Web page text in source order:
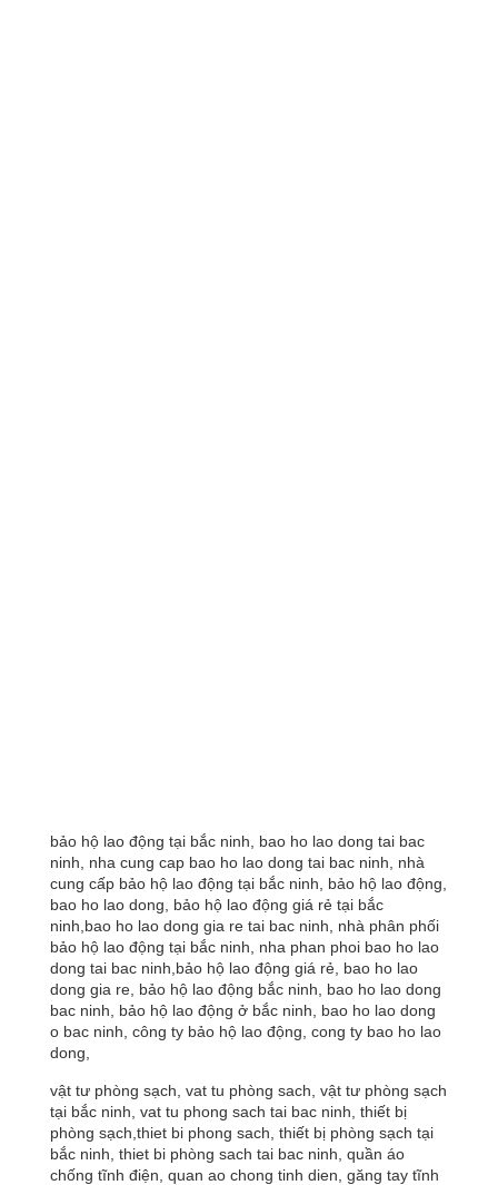
bảo hộ lao động tại bắc ninh, bao ho lao dong tai bac
ninh, nha cung cap bao ho lao dong tai bac ninh, nhà
cung cấp bảo hộ lao động tại bắc ninh, bảo hộ lao động,
bao ho lao dong, bảo hộ lao động giá rẻ tại bắc
ninh,bao ho lao dong gia re tai bac ninh, nhà phân phối
bảo hộ lao động tại bắc ninh, nha phan phoi bao ho lao
dong tai bac ninh,bảo hộ lao động giá rẻ, bao ho lao
dong gia re, bảo hộ lao động bắc ninh, bao ho lao dong
bac ninh, bảo hộ lao động ở bắc ninh, bao ho lao dong
o bac ninh, công ty bảo hộ lao động, cong ty bao ho lao
dong,
vật tư phòng sạch, vat tu phòng sach, vật tư phòng sạch
tại bắc ninh, vat tu phong sach tai bac ninh, thiết bị
phòng sạch,thiet bi phong sach, thiết bị phòng sạch tại
bắc ninh, thiet bi phòng sach tai bac ninh, quần áo
chống tĩnh điện, quan ao chong tinh dien, găng tay tĩnh